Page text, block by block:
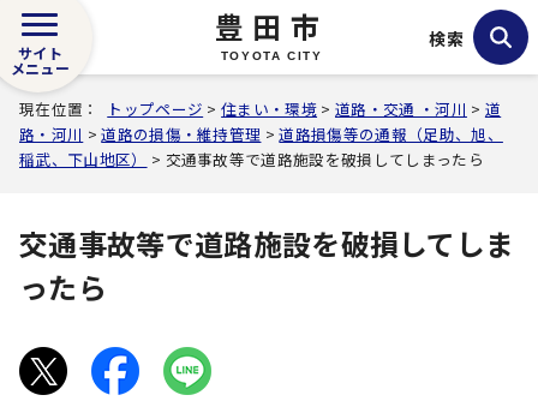
豊田市
TOYOTA CITY
サイト
メニュー
検索
現在位置： トップページ >住まい・環境 >道路・交通 ・河川 > 道
路・河川 >道路の損傷・維持管理 >道路損傷等の通報（足助、旭、
稲武、下山地区）
> 交通事故等で道路施設を破損してしまったら
交通事故等で道路施設を破損してしま
ったら